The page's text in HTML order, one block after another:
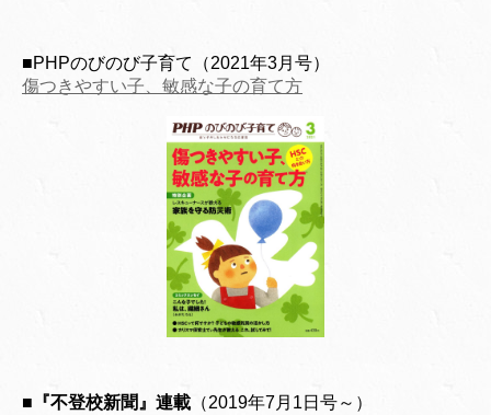
■PHPのびのび子育て（2021年3月号）
傷つきやすい子、敏感な子の育て方
■『不登校新聞』連載 （2019年7月1日号～）